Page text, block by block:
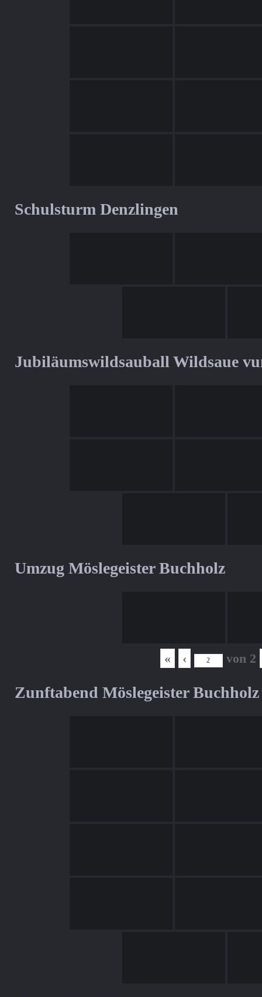
Schulsturm Denzlingen
Jubiläumswildsauball Wildsaue
Umzug Möslegeister Buchholz
« ‹ von 2
Zunftabend Möslegeister Buchholz